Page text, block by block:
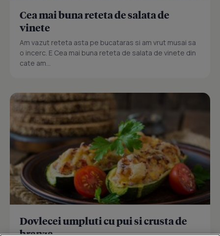
Cea mai buna reteta de salata de
vinete
Am vazut reteta asta pe bucataras si am vrut musai sa
o incerc. E Cea mai buna reteta de salata de vinete din
cate am...
Dovlecei umpluti cu pui si crusta de